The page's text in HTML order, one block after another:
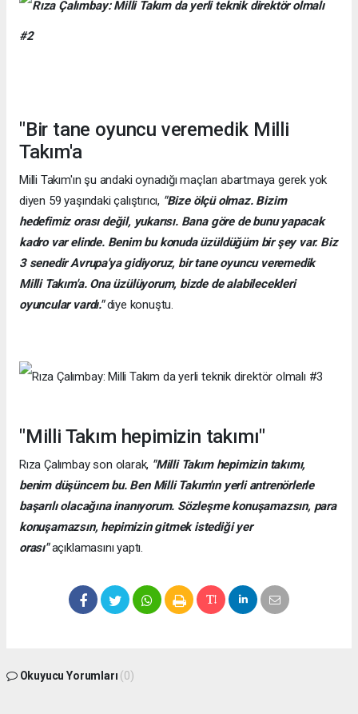
"Bir tane oyuncu veremedik Milli
Takım'a
Milli Takım'ın şu andaki oynadığı maçları abartmaya gerek yok
diyen 59 yaşındaki çalıştırıcı, "Bize ölçü olmaz. Bizim
hedefimiz orası değil, yukarısı. Bana göre de bunu yapacak
kadro var elinde. Benim bu konuda üzüldüğüm bir şey var. Biz
3 senedir Avrupa'ya gidiyoruz, bir tane oyuncu veremedik
Milli Takım'a. Ona üzülüyorum, bizde de alabilecekleri
oyuncular vardı."diye konuştu.
"Milli Takım hepimizin takımı"
Rıza Çalımbay son olarak, "Milli Takım hepimizin takımı,
benim düşüncem bu. Ben Milli Takım'ın yerli antrenörlerle
başarılı olacağına inanıyorum. Sözleşme konuşamazsın, para
konuşamazsın, hepimizin gitmek istediği yer
orası"açıklamasını yaptı.
Okuyucu Yorumları (0)